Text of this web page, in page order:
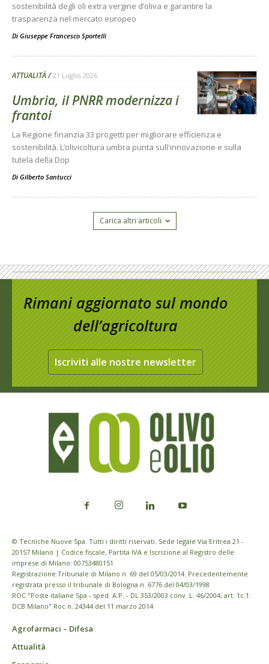
sostenibilità degli oli extra vergine d’oliva e garantire la
trasparenza nel mercato europeo
Di Giuseppe Francesco Sportelli
ATTUALITÀ 21 Luglio 2026
Umbria, il PNRR modernizza i
frantoi
La Regione finanzia 33 progetti per migliorare efficienza e
sostenibilità. L’olivicoltura umbra punta sull'innovazione e sulla
tutela della Dop
Di Gilberto Santucci
Carica altri articoli
Rimani aggiornato sul mondo
dell’agricoltura
Iscriviti alle nostre newsletter
© Tecniche Nuove Spa. Tutti i diritti riservati. Sede legale Via Eritrea 21 -
20157 Milano | Codice fiscale, Partita IVA e Iscrizione al Registro delle
imprese di Milano: 00753480151
Registrazione Tribunale di Milano n. 69 del 05/03/2014. Precedentemente
registrata presso il tribunale di Bologna n. 6776 del 04/03/1998
ROC "Poste italiane Spa - sped. A.P. - DL 353/2003 conv. L. 46/2004, art. 1c.1:
DCB Milano" Roc n. 24344 del 11 marzo 2014
Agrofarmaci – Difesa
Attualità